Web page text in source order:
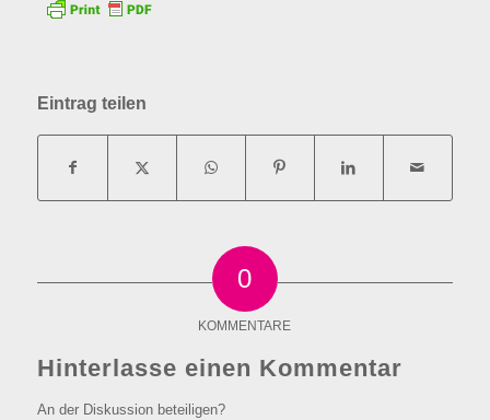
Eintrag teilen
0
KOMMENTARE
Hinterlasse einen Kommentar
An der Diskussion beteiligen?